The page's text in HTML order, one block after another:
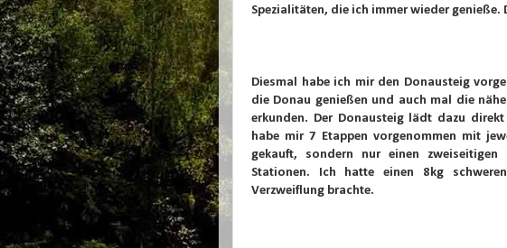
Spezialitäten, die ich immer wieder genieße.
Diesmal habe ich mir den Donausteig
die Donau genießen und auch mal die
erkunden. Der Donausteig lädt dazu
habe mir 7 Etappen vorgenommen mit
gekauft, sondern nur einen
Stationen. Ich hatte einen 8kg
Verzweiflung brachte.